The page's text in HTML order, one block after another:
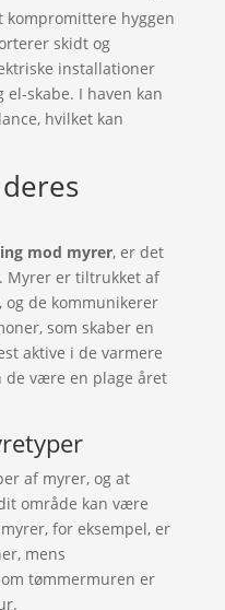
hyggen
skidt og
installationer
skabe. I haven kan
hvilket kan
mod myrer, er det
Myrer er tiltrukket af
og de kommunikerer
som skaber en
aktive i de varmere
de være en plage året
af myrer, og at
område kan være
for eksempel, er
mens
tømmermuren er